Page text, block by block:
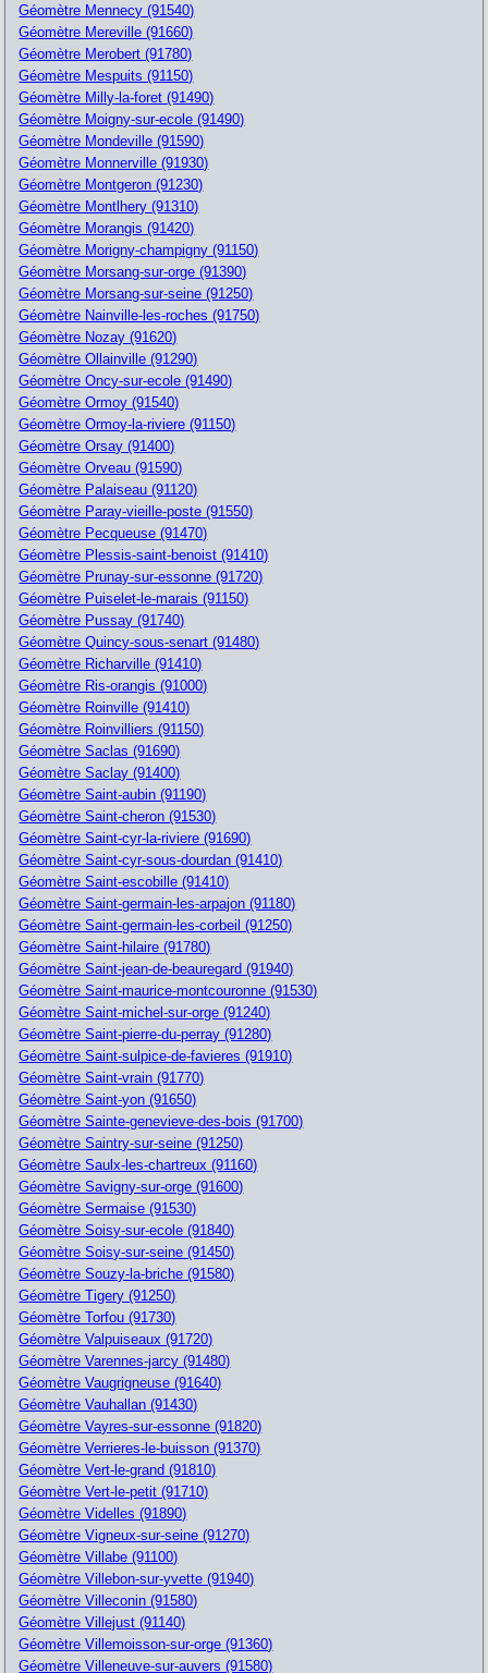
Géomètre Mennecy (91540)
Géomètre Mereville (91660)
Géomètre Merobert (91780)
Géomètre Mespuits (91150)
Géomètre Milly-la-foret (91490)
Géomètre Moigny-sur-ecole (91490)
Géomètre Mondeville (91590)
Géomètre Monnerville (91930)
Géomètre Montgeron (91230)
Géomètre Montlhery (91310)
Géomètre Morangis (91420)
Géomètre Morigny-champigny (91150)
Géomètre Morsang-sur-orge (91390)
Géomètre Morsang-sur-seine (91250)
Géomètre Nainville-les-roches (91750)
Géomètre Nozay (91620)
Géomètre Ollainville (91290)
Géomètre Oncy-sur-ecole (91490)
Géomètre Ormoy (91540)
Géomètre Ormoy-la-riviere (91150)
Géomètre Orsay (91400)
Géomètre Orveau (91590)
Géomètre Palaiseau (91120)
Géomètre Paray-vieille-poste (91550)
Géomètre Pecqueuse (91470)
Géomètre Plessis-saint-benoist (91410)
Géomètre Prunay-sur-essonne (91720)
Géomètre Puiselet-le-marais (91150)
Géomètre Pussay (91740)
Géomètre Quincy-sous-senart (91480)
Géomètre Richarville (91410)
Géomètre Ris-orangis (91000)
Géomètre Roinville (91410)
Géomètre Roinvilliers (91150)
Géomètre Saclas (91690)
Géomètre Saclay (91400)
Géomètre Saint-aubin (91190)
Géomètre Saint-cheron (91530)
Géomètre Saint-cyr-la-riviere (91690)
Géomètre Saint-cyr-sous-dourdan (91410)
Géomètre Saint-escobille (91410)
Géomètre Saint-germain-les-arpajon (91180)
Géomètre Saint-germain-les-corbeil (91250)
Géomètre Saint-hilaire (91780)
Géomètre Saint-jean-de-beauregard (91940)
Géomètre Saint-maurice-montcouronne (91530)
Géomètre Saint-michel-sur-orge (91240)
Géomètre Saint-pierre-du-perray (91280)
Géomètre Saint-sulpice-de-favieres (91910)
Géomètre Saint-vrain (91770)
Géomètre Saint-yon (91650)
Géomètre Sainte-genevieve-des-bois (91700)
Géomètre Saintry-sur-seine (91250)
Géomètre Saulx-les-chartreux (91160)
Géomètre Savigny-sur-orge (91600)
Géomètre Sermaise (91530)
Géomètre Soisy-sur-ecole (91840)
Géomètre Soisy-sur-seine (91450)
Géomètre Souzy-la-briche (91580)
Géomètre Tigery (91250)
Géomètre Torfou (91730)
Géomètre Valpuiseaux (91720)
Géomètre Varennes-jarcy (91480)
Géomètre Vaugrigneuse (91640)
Géomètre Vauhallan (91430)
Géomètre Vayres-sur-essonne (91820)
Géomètre Verrieres-le-buisson (91370)
Géomètre Vert-le-grand (91810)
Géomètre Vert-le-petit (91710)
Géomètre Videlles (91890)
Géomètre Vigneux-sur-seine (91270)
Géomètre Villabe (91100)
Géomètre Villebon-sur-yvette (91940)
Géomètre Villeconin (91580)
Géomètre Villejust (91140)
Géomètre Villemoisson-sur-orge (91360)
Géomètre Villeneuve-sur-auvers (91580)